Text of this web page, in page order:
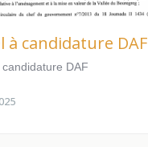
à candidature DAF
DAF